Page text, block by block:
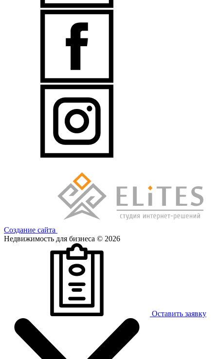
Создание сайта
Недвижимость для бизнеса © 2026
Оставить заявку